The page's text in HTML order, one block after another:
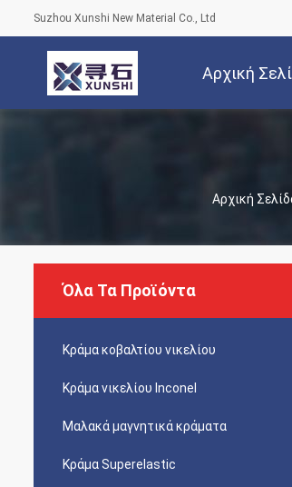
Suzhou Xunshi New Material Co., Ltd
Αρχική
Αρχική
Όλα Τα Προϊόντα
Κράμα κοβαλτίου νικελίου
Κράμα νικελίου Inconel
Μαλακά μαγνητικά κράματα
Κράμα Superelastic